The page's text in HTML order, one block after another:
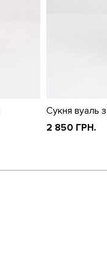
Сукня вуаль
2 850 ГРН.